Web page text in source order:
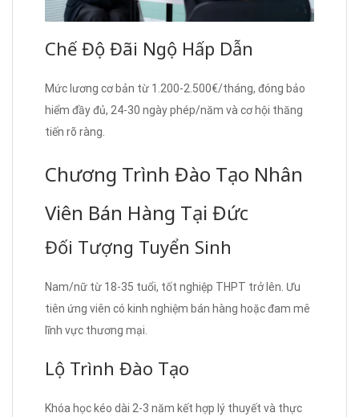
Chế Độ Đãi Ngộ Hấp Dẫn
Mức lương cơ bản từ 1.200-2.500€/tháng, đóng bảo
hiểm đầy đủ, 24-30 ngày phép/năm và cơ hội thăng
tiến rõ ràng.
Chương Trình Đào Tạo Nhân
Viên Bán Hàng Tại Đức
Đối Tượng Tuyển Sinh
Nam/nữ từ 18-35 tuổi, tốt nghiệp THPT trở lên. Ưu
tiên ứng viên có kinh nghiệm bán hàng hoặc đam mê
lĩnh vực thương mại.
Lộ Trình Đào Tạo
Khóa học kéo dài 2-3 năm kết hợp lý thuyết và thực